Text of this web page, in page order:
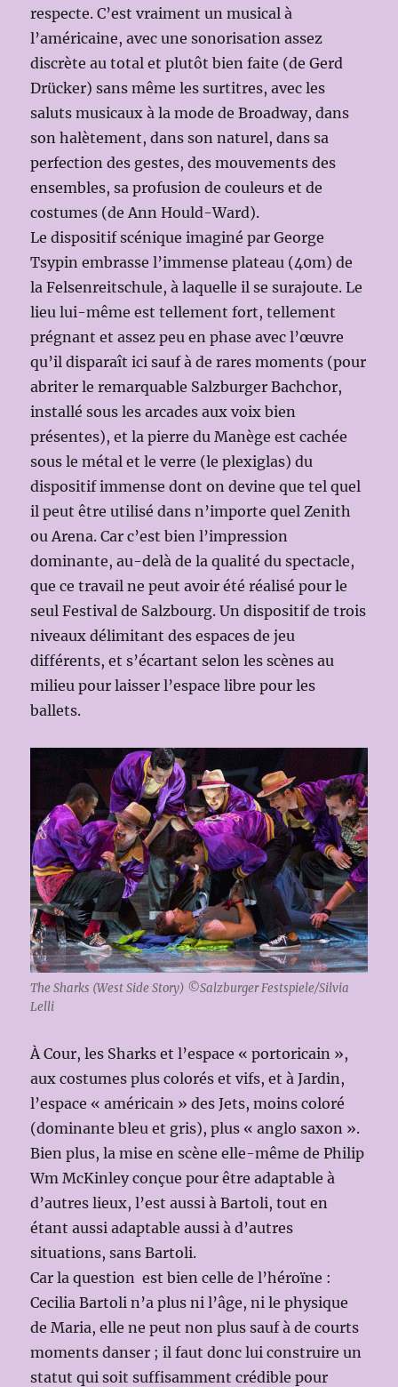
respecte. C’est vraiment un musical à
l’américaine, avec une sonorisation assez
discrète au total et plutôt bien faite (de Gerd
Drücker) sans même les surtitres, avec les
saluts musicaux à la mode de Broadway, dans
son halètement, dans son naturel, dans sa
perfection des gestes, des mouvements des
ensembles, sa profusion de couleurs et de
costumes (de Ann Hould-Ward).
Le dispositif scénique imaginé par George
Tsypin embrasse l’immense plateau (40m) de
la Felsenreitschule, à laquelle il se surajoute. Le
lieu lui-même est tellement fort, tellement
prégnant et assez peu en phase avec l’œuvre
qu’il disparaît ici sauf à de rares moments (pour
abriter le remarquable Salzburger Bachchor,
installé sous les arcades aux voix bien
présentes), et la pierre du Manège est cachée
sous le métal et le verre (le plexiglas) du
dispositif immense dont on devine que tel quel
il peut être utilisé dans n’importe quel Zenith
ou Arena. Car c’est bien l’impression
dominante, au-delà de la qualité du spectacle,
que ce travail ne peut avoir été réalisé pour le
seul Festival de Salzbourg. Un dispositif de trois
niveaux délimitant des espaces de jeu
différents, et s’écartant selon les scènes au
milieu pour laisser l’espace libre pour les
ballets.
The Sharks (West Side Story) ©Salzburger Festspiele/Silvia
Lelli
À Cour, les Sharks et l’espace « portoricain »,
aux costumes plus colorés et vifs, et à Jardin,
l’espace « américain » des Jets, moins coloré
(dominante bleu et gris), plus « anglo saxon ».
Bien plus, la mise en scène elle-même de Philip
Wm McKinley conçue pour être adaptable à
d’autres lieux, l’est aussi à Bartoli, tout en
étant aussi adaptable aussi à d’autres
situations, sans Bartoli.
Car la question est bien celle de l’héroïne :
Cecilia Bartoli n’a plus ni l’âge, ni le physique
de Maria, elle ne peut non plus sauf à de courts
moments danser ; il faut donc lui construire un
statut qui soit suffisamment crédible pour